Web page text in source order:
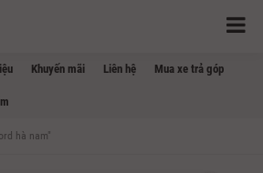
Khuyến mãi Liên hệ Mua xe trả góp
hà nam"